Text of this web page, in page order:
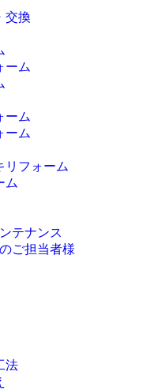
交換
ーム
ーム
ーム
リフォーム
ム
テナンス
ご担当者様
法